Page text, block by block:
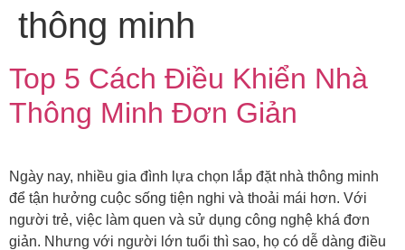
thông minh
Top 5 Cách Điều Khiển Nhà
Thông Minh Đơn Giản
Ngày nay, nhiều gia đình lựa chọn lắp đặt nhà thông minh
để tận hưởng cuộc sống tiện nghi và thoải mái hơn. Với
người trẻ, việc làm quen và sử dụng công nghệ khá đơn
giản. Nhưng với người lớn tuổi thì sao, họ có dễ dàng điều